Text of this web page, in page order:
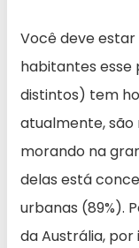
Você deve
habitantes
distintos) tem
atualmente, são
morando na
delas está
urbanas (89%).
da Austrália, por